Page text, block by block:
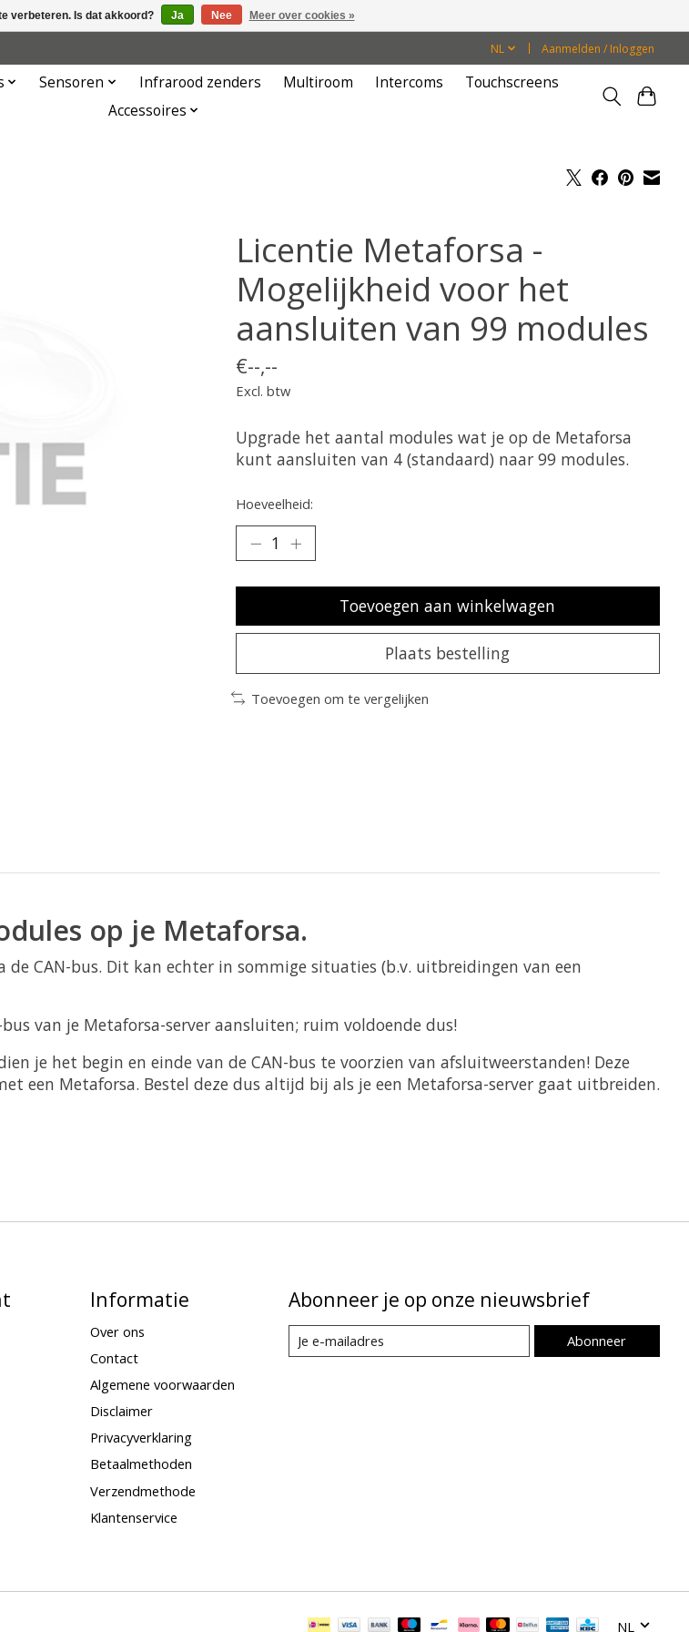
NL Aanmelden / Inloggen
Sensoren Infrarood zenders Multiroom Intercoms
Touchscreens
Accessoires
Licentie Metaforsa -
Mogelijkheid voor het
aansluiten van 99 modules
€--,--
Excl. btw
Upgrade het aantal modules wat je op de Metaforsa
kunt aansluiten van 4 (standaard) naar 99 modules.
Hoeveelheid:
Toevoegen aan winkelwagen
Plaats bestelling
Toevoegen om te vergelijken
op je Metaforsa.
de CAN-bus. Dit kan echter in sommige situaties (b.v. uitbreidingen van een
van je Metaforsa-server aansluiten; ruim voldoende dus!
je het begin en einde van de CAN-bus te voorzien van afsluitweerstanden! Deze
een Metaforsa. Bestel deze dus altijd bij als je een Metaforsa-server gaat uitbreiden.
Informatie
Over ons
Contact
Algemene voorwaarden
Disclaimer
Privacyverklaring
Betaalmethoden
Verzendmethode
Klantenservice
Abonneer je op onze nieuwsbrief
Abonneer
NL
verbeteren. Is dat akkoord? Ja Nee Meer over cookies »